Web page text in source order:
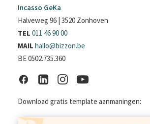
Incasso GeKa
Halveweg 96 | 3520 Zonhoven
TEL 011 46 90 00
MAIL hallo@bizzon.be
BE 0502.735.360
Download gratis template aanmaningen: